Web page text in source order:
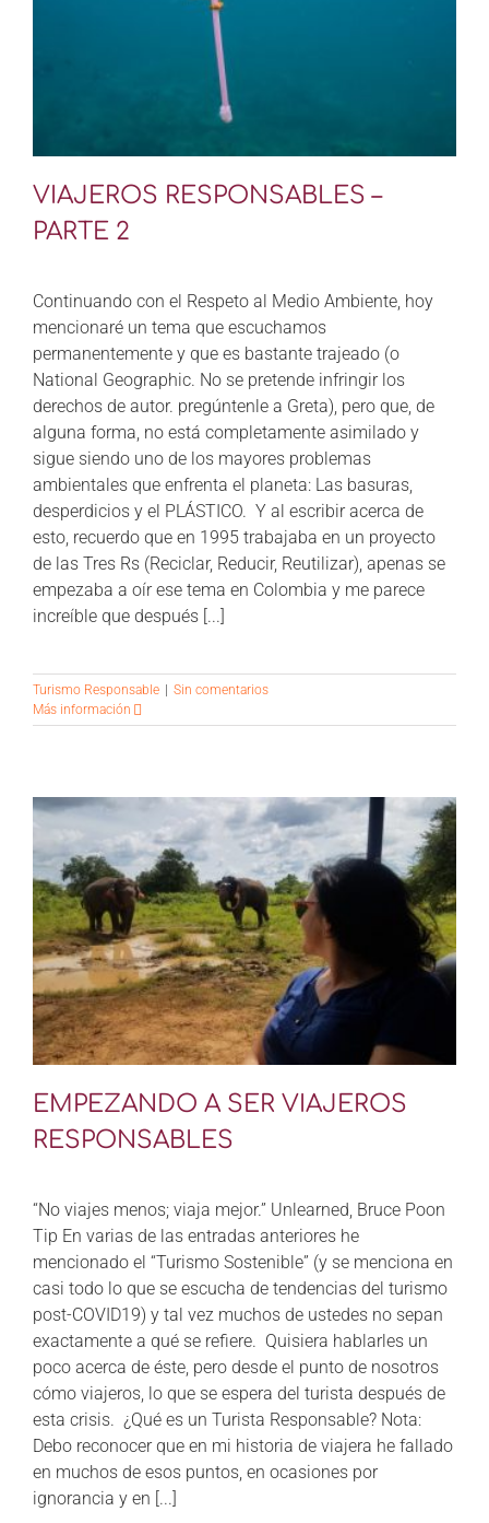
VIAJEROS RESPONSABLES –
PARTE 2
Continuando con el Respeto al Medio Ambiente, hoy
mencionaré un tema que escuchamos
permanentemente y que es bastante trajeado (o
National Geographic. No se pretende infringir los
derechos de autor. pregúntenle a Greta), pero que, de
alguna forma, no está completamente asimilado y
sigue siendo uno de los mayores problemas
ambientales que enfrenta el planeta: Las basuras,
desperdicios y el PLÁSTICO. Y al escribir acerca de
esto, recuerdo que en 1995 trabajaba en un proyecto
de las Tres Rs (Reciclar, Reducir, Reutilizar), apenas se
empezaba a oír ese tema en Colombia y me parece
increíble que después [...]
Turismo Responsable
Sin comentarios
Más información
EMPEZANDO A SER VIAJEROS
RESPONSABLES
“No viajes menos; viaja mejor.” Unlearned, Bruce Poon
Tip En varias de las entradas anteriores he
mencionado el “Turismo Sostenible” (y se menciona en
casi todo lo que se escucha de tendencias del turismo
post-COVID19) y tal vez muchos de ustedes no sepan
exactamente a qué se refiere. Quisiera hablarles un
poco acerca de éste, pero desde el punto de nosotros
cómo viajeros, lo que se espera del turista después de
esta crisis. ¿Qué es un Turista Responsable? Nota:
Debo reconocer que en mi historia de viajera he fallado
en muchos de esos puntos, en ocasiones por
ignorancia y en [...]